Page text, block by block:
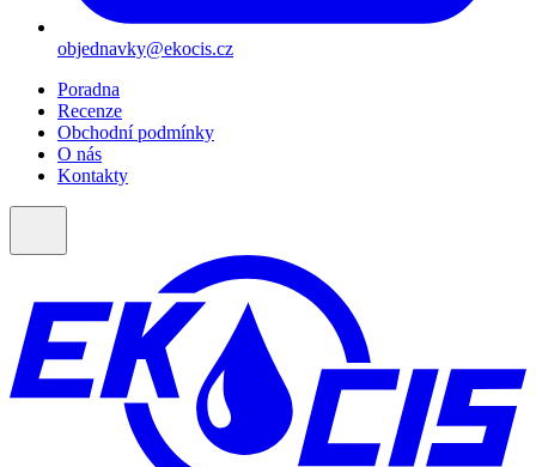
objednavky@ekocis.cz
Poradna
Recenze
Obchodní podmínky
O nás
Kontakty